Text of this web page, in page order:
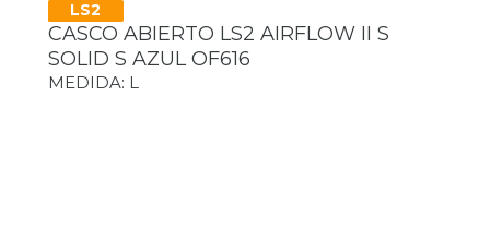
LS2
CASCO ABIERTO LS2 AIRFLOW II S
SOLID S AZUL OF616
MEDIDA: L